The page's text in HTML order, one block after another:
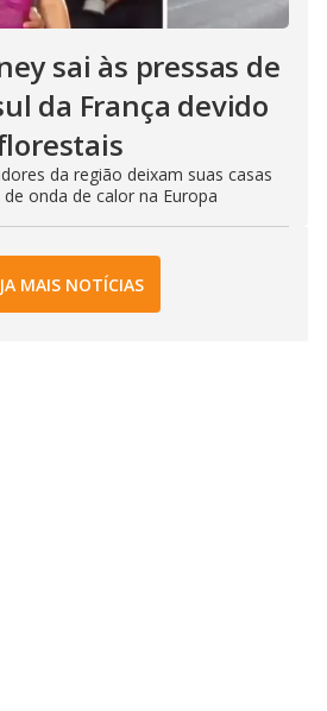
sai às pressas de
da França devido
da região deixam suas casas
onda de calor na Europa
MAIS NOTÍCIAS